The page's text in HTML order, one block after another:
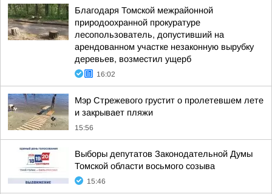
Благодаря Томской межрайонной
природоохранной прокуратуре
лесопользователь, допустивший на
арендованном участке незаконную вырубку
деревьев, возместил ущерб
16:02
Мэр Стрежевого грустит о пролетевшем лете
и закрывает пляжи
15:56
Выборы депутатов Законодательной Думы
Томской области восьмого созыва
15:46